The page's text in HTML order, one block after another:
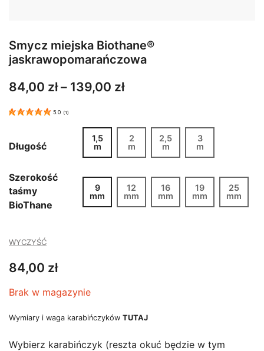
Smycz miejska Biothane®
jaskrawopomarańczowa
84,00 zł – 139,00 złZakres
84,00 zł
do
139,00 zł
5.0 (1)
Długość
1,5
m
2
m
2,5
m
3
m
Szerokość
taśmy
BioThane
9
mm
12
mm
16
mm
19
mm
25
mm
WYCZYŚĆ
84,00 zł
Brak w magazynie
Wymiary i waga karabińczyków TUTAJ
Wybierz karabińczyk (reszta okuć będzie w tym